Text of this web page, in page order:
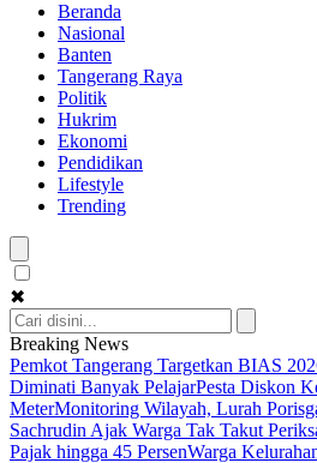
Beranda
Nasional
Banten
Tangerang Raya
Politik
Hukrim
Ekonomi
Pendidikan
Lifestyle
Trending
✖
Breaking News
Pemkot Tangerang Targetkan BIAS
Diminati Banyak PelajarPesta Diskon
MeterMonitoring Wilayah, Lurah
Sachrudin Ajak Warga Tak Takut
Pajak hingga 45 PersenWarga